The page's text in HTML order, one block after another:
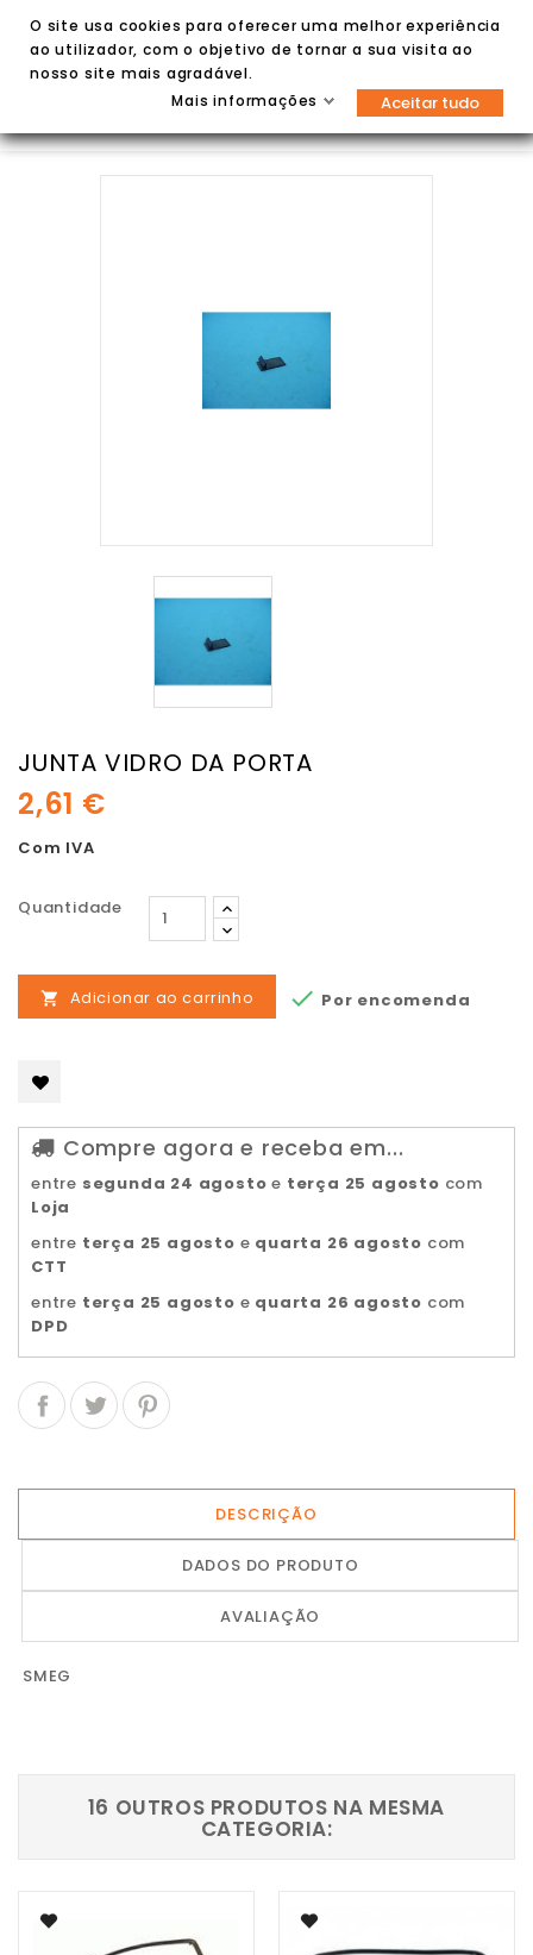

JUNTA VIDRO DA PORTA
2,61 €
Com IVA
Quantidade
 Adicionar ao carrinho  Por encomenda
Compre agora e receba em...
entre segunda 24 agosto e terça 25 agosto com
Loja
entre terça 25 agosto e quarta 26 agosto com
CTT
entre terça 25 agosto e quarta 26 agosto com
DPD
DESCRIÇÃO
DADOS DO PRODUTO
AVALIAÇÃO
SMEG
16 OUTROS PRODUTOS NA MESMA
CATEGORIA:
O site usa cookies para oferecer uma melhor experiência
ao utilizador, com o objetivo de tornar a sua visita ao
nosso site mais agradável.
Mais informações
Aceitar tudo